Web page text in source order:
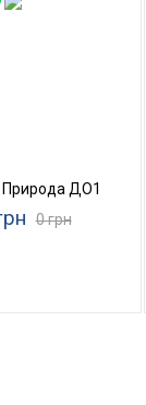
Фелікс
Природа ДО1
0 грн